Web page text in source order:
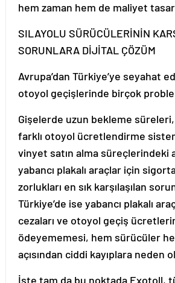
hem zaman hem de maliyet
SILAYOLU SÜRÜCÜLERİNİN
SORUNLARA DİJİTAL ÇÖZÜM
Avrupa’dan Türkiye’ye seyahat
otoyol geçişlerinde birçok
Gişelerde uzun bekleme süreleri,
farklı otoyol ücretlendirme
vinyet satın alma süreçlerindeki
yabancı plakalı araçlar için
zorlukları en sık karşılaşılan
Türkiye’de ise yabancı plakalı
cezaları ve otoyol geçiş
ödeyememesi, hem sürücüler
açısından ciddi kayıplara neden
İşte tam da bu noktada Exotoll,